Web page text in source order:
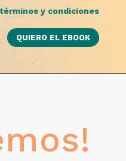
y condiciones